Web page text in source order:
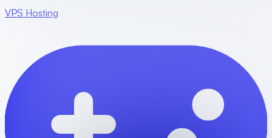
VPS Hosting